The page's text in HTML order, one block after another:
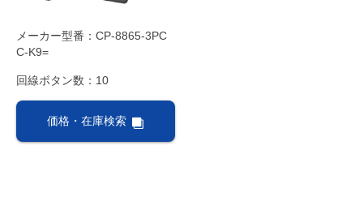
メーカー型番：CP-8865-3PC
C-K9=
回線ボタン数：10
価格・在庫検索